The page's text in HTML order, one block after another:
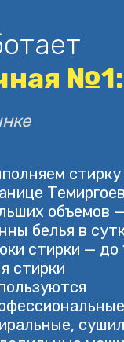
№1:
стирку
объемов
белья в
стирки — до
стирки